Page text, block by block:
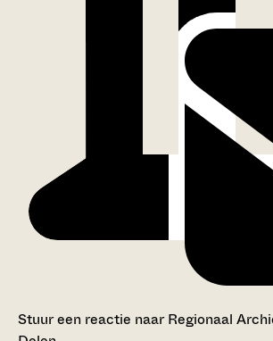
Stuur een reactie naar Regionaal